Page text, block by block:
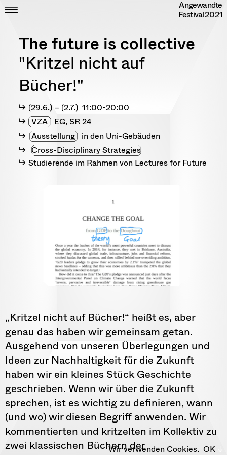
Skip
to
Angewandte
Festival2021
ZEIT
RANDOM
IMPRESSUM
The future is collective
"Kritzel nicht auf
Bücher!"
〔29.6.〕 – 〔2.7.〕 11:00-20:00
VZA
EG, SR 24
Ausstellung in den Uni-Gebäuden
Cross-Disciplinary Strategies
Studierende im Rahmen von Lectures for Future
„Kritzel nicht auf Bücher!“ heißt es, aber
genau das haben wir gemeinsam getan.
Ausgehend von unseren Überlegungen und
Ideen zur Nachhaltigkeit für die Zukunft
haben wir ein kleines Stück Geschichte
geschrieben. Wenn wir über die Zukunft
sprechen, ist es wichtig zu definieren, wann
(und wo) wir diesen Begriff anwenden. Wir
kommentierten und kritzelten im Kollektiv zu
zwei klassischen Büchern derWir verwenden Cookies. OK